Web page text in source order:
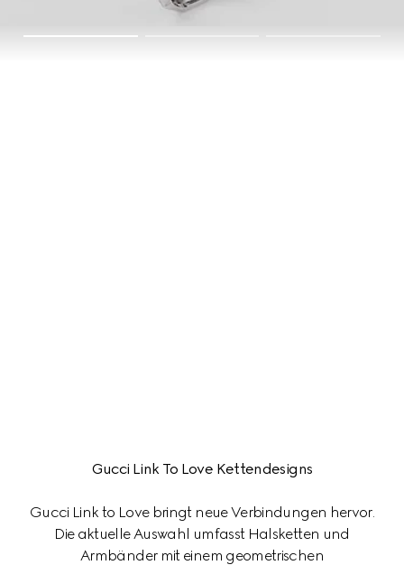
Gucci Link To Love Kettendesigns
Gucci Link to Love bringt neue Verbindungen hervor.
Die aktuelle Auswahl umfasst Halsketten und
Armbänder mit einem geometrischen